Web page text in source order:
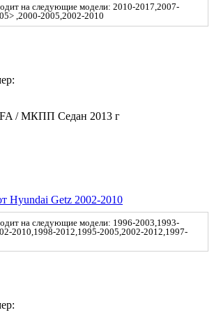
на следующие модели: 2010-2017,2007-
,2000-2005,2002-2010
/ МКПП Седан 2013 г
Hyundai Getz 2002-2010
на следующие модели: 1996-2003,1993-
2010,1998-2012,1995-2005,2002-2012,1997-